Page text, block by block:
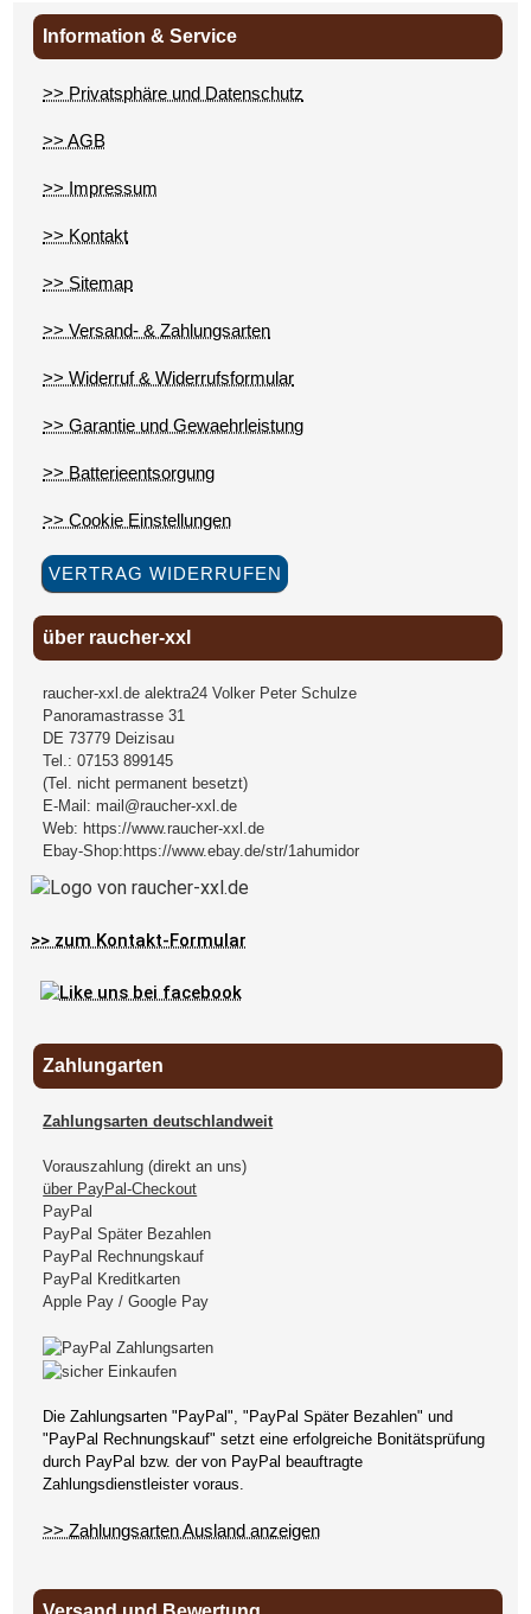
Information & Service
>> Privatsphäre und Datenschutz
>> AGB
>> Impressum
>> Kontakt
>> Sitemap
>> Versand- & Zahlungsarten
>> Widerruf & Widerrufsformular
>> Garantie und Gewaehrleistung
>> Batterieentsorgung
>> Cookie Einstellungen
VERTRAG WIDERRUFEN
über raucher-xxl
raucher-xxl.de alektra24 Volker Peter Schulze
Panoramastrasse 31
DE 73779 Deizisau
Tel.:07153 899145
(Tel. nicht permanent besetzt)
E-Mail: mail@raucher-xxl.de
Web: https://www.raucher-xxl.de
Ebay-Shop: https://www.ebay.de/str/1ahumidor
>> zum Kontakt-Formular
Zahlungarten
Zahlungsarten deutschlandweit
Vorauszahlung (direkt an uns)
über PayPal-Checkout
PayPal
PayPal Später Bezahlen
PayPal Rechnungskauf
PayPal Kreditkarten
Apple Pay / Google Pay
Die Zahlungsarten "PayPal", "PayPal Später Bezahlen" und
"PayPal Rechnungskauf" setzt eine erfolgreiche Bonitätsprüfung
durch PayPal bzw. der von PayPal beauftragte
Zahlungsdienstleister voraus.
>> Zahlungsarten Ausland anzeigen